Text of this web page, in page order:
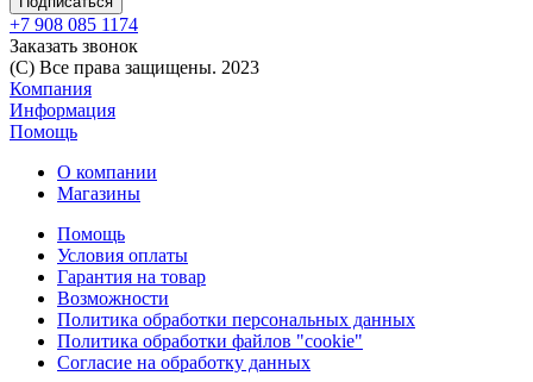
+7 908 085 1174
Заказать звонок
(C) Все права защищены. 2023
Компания
Информация
Помощь
О компании
Магазины
Помощь
Условия оплаты
Гарантия на товар
Возможности
Политика обработки персональных данных
Политика обработки файлов "cookie"
Согласие на обработку данных